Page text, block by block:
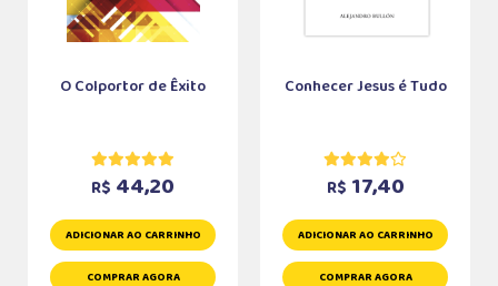
O Colportor de Êxito
R$ 44,20
ADICIONAR AO CARRINHO
COMPRAR AGORA
Conhecer Jesus é Tudo
R$ 17,40
ADICIONAR AO CARRINHO
COMPRAR AGORA